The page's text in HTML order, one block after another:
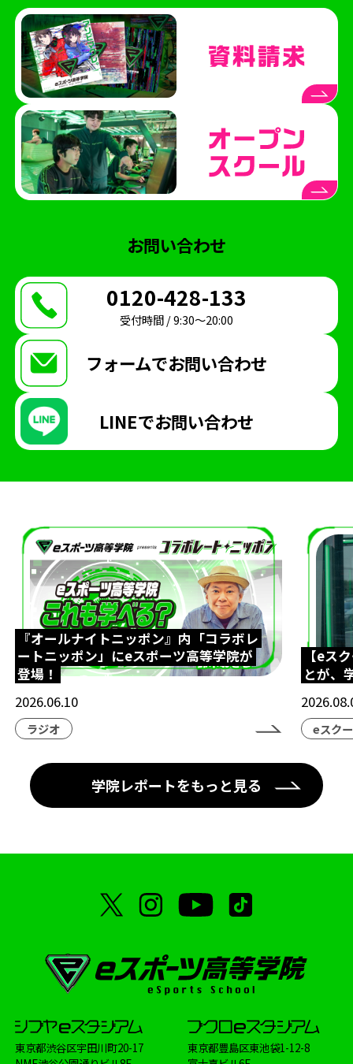
eスポーツ高等学院
ネスフェス
アイケア
クマモトeスタジアム
ハカタeスタジアム
eスポーツ高等学院熊本校
eスポーツ高等学院博多校
横浜市にぎわいスポーツ文化局
VTuber
部活動
地理ゲーム部
ケアトレーニング
ハイスクールeスポーツライフ
海外視察
STAGE:0
シブヤeスタジアム
ブクロeスタジアム
ナゴヤeスタジアム
ヨコハマeスタジアム
大会
Shadowverse
学校生活
イベント
FIFA 講師 オンラインコース
お問い合わせ
0120-428-133
受付時間 / 9:30〜20:00
フォームでお問い合わせ
LINEでお問い合わせ
『オールナイトニッポン』内「コラボレ
ートニッポン」にeスポーツ高等学院が
登場！
2026.06.10
ラジオ
【eス
とが、
eスク
学院レポートをもっと見る
東京都渋谷区宇田川町20-17
東京都豊島区東池袋1-12-8